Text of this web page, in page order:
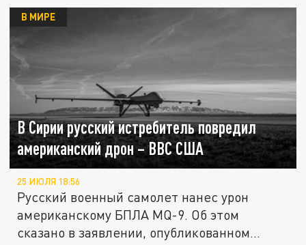
В Сирии русский истребитель повредил
американский дрон – ВВС США
В МИРЕ
25 ИЮЛЯ 18:56
Русский военный самолет нанес урон
американскому БПЛА MQ-9. Об этом
сказано в заявлении, опубликованном...